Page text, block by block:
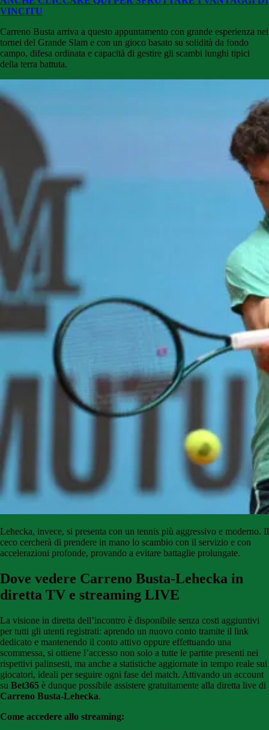
VINCITU
Carreno Busta arriva a questo appuntamento con grande esperienza nei
tornei del Grande Slam e con un gioco basato su solidità da fondo
campo, difesa ordinata e capacità di gestire gli scambi lunghi tipici
della terra battuta.
Lehecka, invece, si presenta con un tennis più aggressivo e moderno. Il
ceco cercherà di prendere in mano lo scambio con il servizio e con
accelerazioni profonde, provando a evitare battaglie prolungate.
Dove vedere Carreno Busta-Lehecka in
diretta TV e streaming LIVE
La visione in diretta dell’incontro è disponibile senza costi aggiuntivi
per tutti gli utenti registrati: aprendo un nuovo conto tramite il link
dedicato e mantenendo il conto attivo oppure effettuando una
scommessa, si ottiene l’accesso non solo a tutte le partite presenti nei
rispettivi palinsesti, ma anche a statistiche aggiornate in tempo reale sui
giocatori, ideali per seguire ogni fase del match. Attivando un account
su Bet365 è dunque possibile assistere gratuitamente alla diretta live di
Carreno Busta-Lehecka.
Come accedere allo streaming: